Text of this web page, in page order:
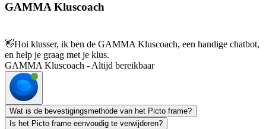
GAMMA Kluscoach
👋Hoi klusser, ik ben de GAMMA Kluscoach, een handige chatbot,
en help je graag met je klus.
GAMMA Kluscoach - Altijd bereikbaar
Wat is de bevestigingsmethode van het Picto frame?
Is het Picto frame eenvoudig te verwijderen?